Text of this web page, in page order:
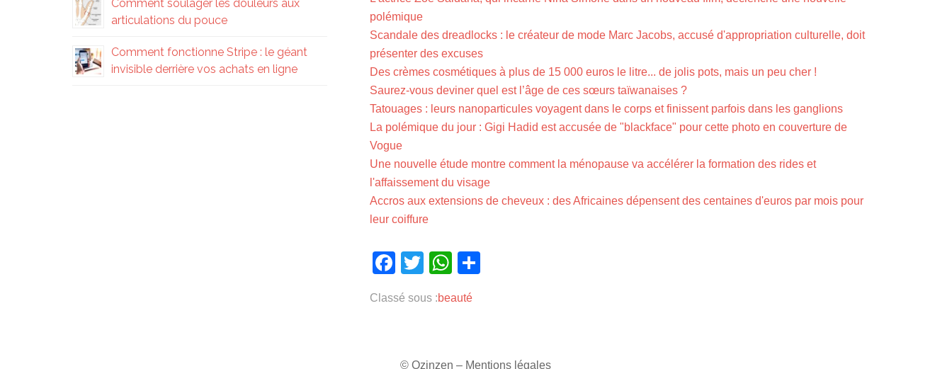
polémique
Scandale des dreadlocks : le créateur de mode Marc Jacobs, accusé d'appropriation culturelle, doit
présenter des excuses
Des crèmes cosmétiques à plus de 15 000 euros le litre... de jolis pots, mais un peu cher !
Saurez-vous deviner quel est l’âge de ces sœurs taïwanaises ?
Tatouages : leurs nanoparticules voyagent dans le corps et finissent parfois dans les ganglions
La polémique du jour : Gigi Hadid est accusée de "blackface" pour cette photo en couverture de
Vogue
Une nouvelle étude montre comment la ménopause va accélérer la formation des rides et
l'affaissement du visage
Accros aux extensions de cheveux : des Africaines dépensent des centaines d'euros par mois pour
leur coiffure
Facebook
TwitterWhatsApp
Classé sous :beauté
Comment soulager les douleurs aux
articulations du pouce
Comment fonctionne Stripe : le géant
invisible derrière vos achats en ligne
© Ozinzen – Mentions légales